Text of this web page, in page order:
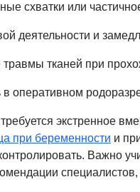
схватки или
деятельности и
травмы тканей при
в оперативном
экстренное
при беременности и
Важно